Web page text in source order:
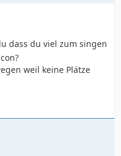
dass du viel zum singen
weil keine Plätze